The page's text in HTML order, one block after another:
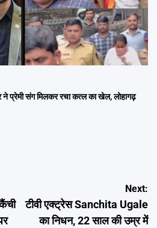
संग मिलकर रचा कत्ल का खेल, लोहागढ़
Next:
टीवी एक्ट्रेस Sanchita Ugale
का निधन, 22 साल की उम्र में